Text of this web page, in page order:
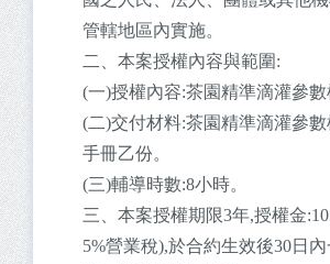
管轄地區內實施。
二、本案授權內容與範圍:
(一)授權內容:茶園精準滴灌參數
(二)交付材料:茶園精準滴灌參
手冊乙份。
(三)輔導時數:8小時。
三、本案授權期限3年,授權金
5%營業稅),於合約生效後30日